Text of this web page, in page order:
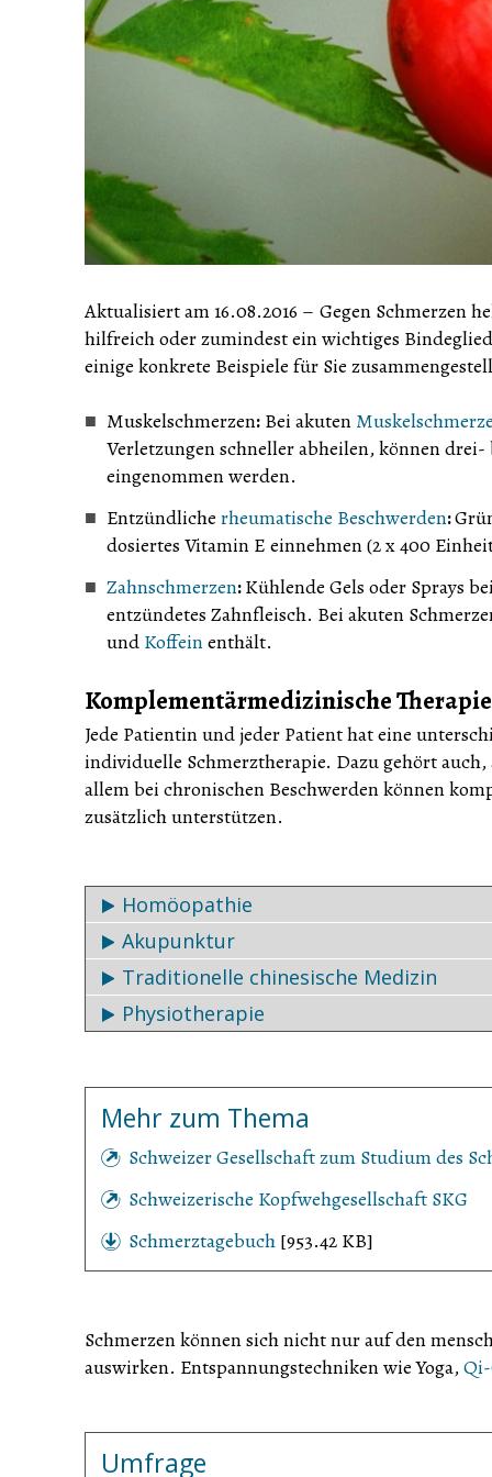
Aktualisiert am 16.08.2016 – Gegen Schmerzen
hilfreich oder zumindest ein wichtiges
einige konkrete Beispiele für Sie
Muskelschmerzen: Bei akuten
Verletzungen schneller abheilen, können
eingenommen werden.
Entzündliche rheumatische Beschwerden:
dosiertes Vitamin E einnehmen (2 x 400
Zahnschmerzen:Kühlende Gels oder Sprays
entzündetes Zahnfleisch. Bei akuten
und Koffeinenthält.
Komplementärmedizinische
Jede Patientin und jeder Patient hat eine
individuelle Schmerztherapie. Dazu gehört
allem bei chronischen Beschwerden können
zusätzlich unterstützen.
Homöopathie
Basis der klassischenHomöopathieist das
heisst, eine Krankheit wird durch ein ähnlich
Tier-, Pflanzen- und Mineralreich verwendet.
Akupunktur
Als wirksam gilt dieAkupunkturvor allem zur
in der weltweit grössten Studie (GERAC)
Traditionelle chinesische Medizin
Aus erfahrungsmedizinischer Sicht ist diese
Physiotherapie
Haltungsfehlern usw. aufgetreten sind.
Mehr zum Thema
Schweizer Gesellschaft zum Studium des
Schweizerische Kopfwehgesellschaft SKG
Schmerztagebuch [953.42 KB]
Schmerzen können sich nicht nur auf den
auswirken. Entspannungstechniken wie Yoga,
Umfrage